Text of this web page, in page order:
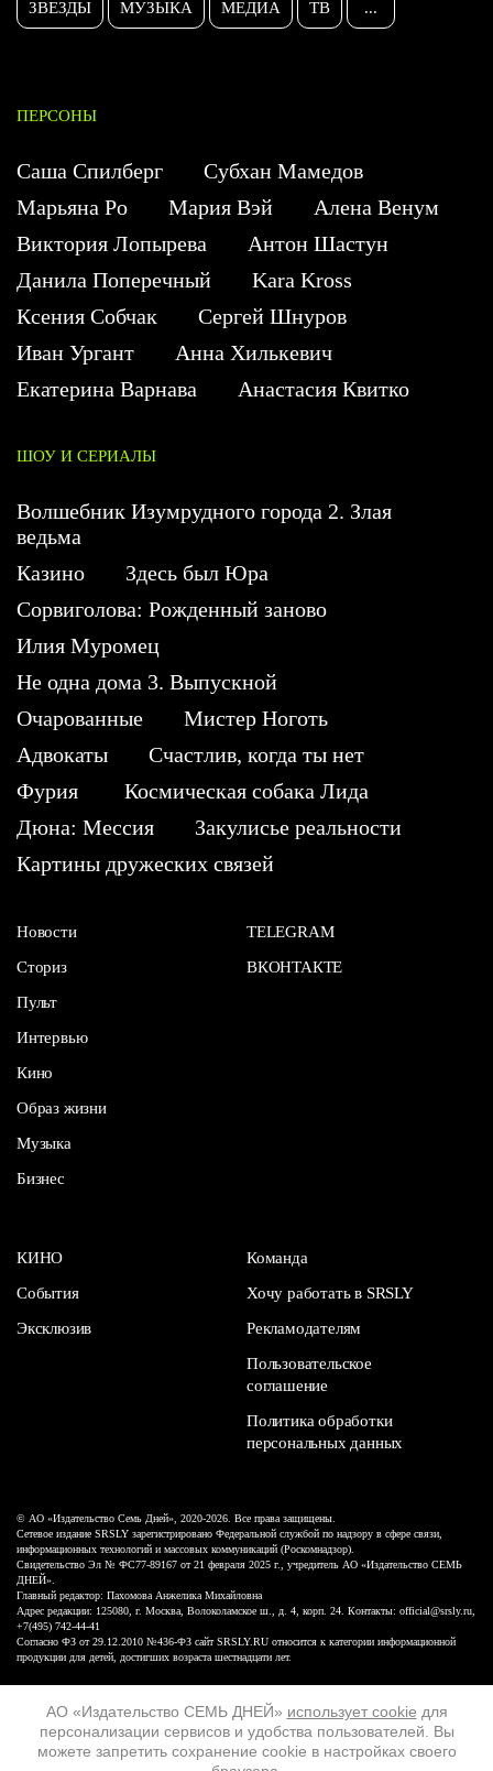
АО «Издательство СЕМЬ ДНЕЙ» использует cookie для
персонализации сервисов и удобства пользователей. Вы
можете запретить сохранение cookie в настройках своего
ЗВЕЗДЫ МУЗЫКА МЕДИА ТВ ...
ПЕРСОНЫ
Саша Спилберг
Субхан Мамедов
Марьяна Ро
Мария Вэй
Алена Венум
Виктория Лопырева
Антон Шастун
Данила Поперечный
Kara Kross
Ксения Собчак
Сергей Шнуров
Иван Ургант
Анна Хилькевич
Екатерина Варнава
Анастасия Квитко
ШОУ И СЕРИАЛЫ
Волшебник Изумрудного города 2. Злая
ведьма
Казино
Здесь был Юра
Сорвиголова: Рожденный заново
Илия Муромец
Не одна дома 3. Выпускной
Очарованные
Мистер Ноготь
Адвокаты
Счастлив, когда ты нет
Фурия
Космическая собака Лида
Дюна: Мессия
Закулисье реальности
Картины дружеских связей
Новости
Сториз
Пульт
Интервью
Кино
Образ жизни
Музыка
Бизнес
TELEGRAM
ВКОНТАКТЕ
КИНО
События
Эксклюзив
Команда
Хочу работать в SRSLY
Рекламодателям
Пользовательское
соглашение
Политика обработки
персональных данных
16+
© АО «Издательство Семь Дней», 2020-2026. Все права защищены.
Сетевое издание SRSLY зарегистрировано Федеральной службой по надзору в сфере связи,
информационных технологий и массовых коммуникаций (Роскомнадзор).
Свидетельство Эл № ФС77-89167 от 21 февраля 2025 г., учредитель АО «Издательство СЕМЬ
ДНЕЙ».
Главный редактор: Пахомова Анжелика Михайловна
Адрес редакции: 125080, г. Москва, Волоколамское ш., д. 4, корп. 24. Контакты: official@srsly.ru,
+7(495) 742-44-41
Согласно ФЗ от 29.12.2010 №436-ФЗ сайт SRSLY.RU относится к категории информационной
продукции для детей, достигших возраста шестнадцати лет.